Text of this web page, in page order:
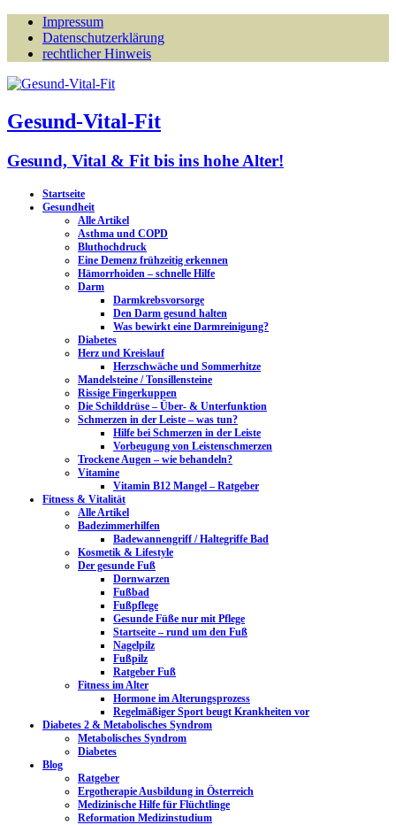
Impressum
Datenschutzerklärung
rechtlicher Hinweis
Gesund-Vital-Fit
Gesund, Vital & Fit bis ins hohe Alter!
Startseite
Gesundheit
Alle Artikel
Asthma und COPD
Bluthochdruck
Eine Demenz frühzeitig erkennen
Hämorrhoiden – schnelle Hilfe
Darm
Darmkrebsvorsorge
Den Darm gesund halten
Was bewirkt eine Darmreinigung?
Diabetes
Herz und Kreislauf
Herzschwäche und Sommerhitze
Mandelsteine / Tonsillensteine
Rissige Fingerkuppen
Die Schilddrüse – Über- & Unterfunktion
Schmerzen in der Leiste – was tun?
Hilfe bei Schmerzen in der Leiste
Vorbeugung von Leistenschmerzen
Trockene Augen – wie behandeln?
Vitamine
Vitamin B12 Mangel – Ratgeber
Fitness & Vitalität
Alle Artikel
Badezimmerhilfen
Badewannengriff / Haltegriffe Bad
Kosmetik & Lifestyle
Der gesunde Fuß
Dornwarzen
Fußbad
Fußpflege
Gesunde Füße nur mit Pflege
Startseite – rund um den Fuß
Nagelpilz
Fußpilz
Ratgeber Fuß
Fitness im Alter
Hormone im Alterungsprozess
Regelmäßiger Sport beugt Krankheiten vor
Diabetes 2 & Metabolisches Syndrom
Metabolisches Syndrom
Diabetes
Blog
Ratgeber
Ergotherapie Ausbildung in Österreich
Medizinische Hilfe für Flüchtlinge
Reformation Medizinstudium